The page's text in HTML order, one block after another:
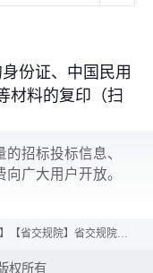
份证、中国民用
材料的复印（扫
招标投标信息、
广大用户开放。
交规院无人机机场与配套无人机及企业级管理平台询比采购公告
权所有